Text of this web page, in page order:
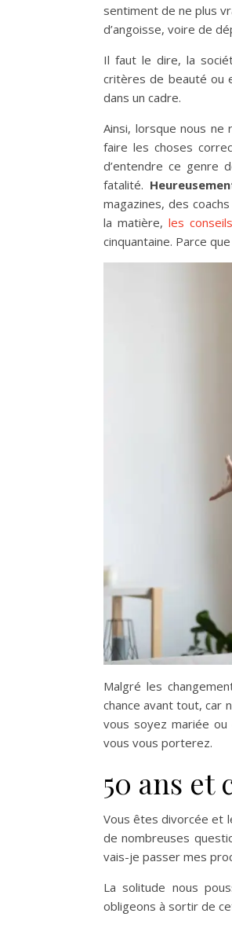
sentiment de ne plus
d’angoisse, voire de
Il faut le dire, la
critères de beauté ou
dans un cadre.
Ainsi, lorsque nous
faire les choses
d’entendre ce genre
fatalité.
magazines, des
la matière, les
cinquantaine. Parce
Malgré les
chance avant tout, car
vous soyez mariée ou
vous vous porterez.
50 ans et
Vous êtes divorcée et
de nombreuses
vais-je passer mes
La solitude nous
obligeons à sortir de